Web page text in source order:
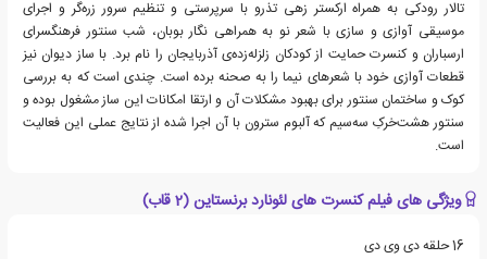
تالار رودکی به همراه ارکستر زهی تذرو با سرپرستی و تنظیم سرور زره‌گر و اجرای
موسیقی آوازی و سازی با شعر نو به همراهی نگار بوبان، شب سنتور فرهنگسرای
ارسباران و کنسرت حمایت از کودکان زلزله‌زده‌ی آذربایجان را نام برد. با ساز دیوان نیز
قطعات آوازی خود با شعرهای نیما را به صحنه برده است. چندی است که به بررسی
کوک و ساختمان سنتور برای بهبود مشکلات آن و ارتقا امکانات این ساز مشغول بوده و
سنتور هشت‌خرکِ سه‌سیم که آلبوم سترون با آن اجرا شده از نتایج عملی این فعالیت
است.
ویژگی های فیلم کنسرت های لئونارد برنستاین (2 قاب)
16 حلقه دی وی دی